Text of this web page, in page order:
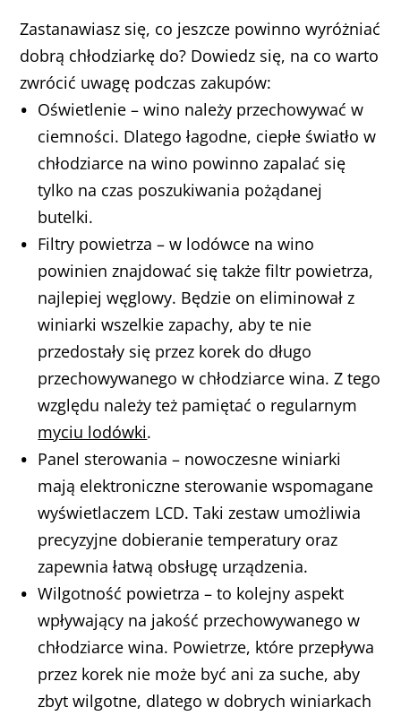
Zastanawiasz się, co jeszcze powinno wyróżniać
dobrą chłodziarkę do? Dowiedz się, na co warto
zwrócić uwagę podczas zakupów:
Oświetlenie – wino należy przechowywać w
ciemności. Dlatego łagodne, ciepłe światło w
chłodziarce na wino powinno zapalać się
tylko na czas poszukiwania pożądanej
butelki.
Filtry powietrza – w lodówce na wino
powinien znajdować się także filtr powietrza,
najlepiej węglowy. Będzie on eliminował z
winiarki wszelkie zapachy, aby te nie
przedostały się przez korek do długo
przechowywanego w chłodziarce wina. Z tego
względu należy też pamiętać o regularnym
myciu lodówki.
Panel sterowania – nowoczesne winiarki
mają elektroniczne sterowanie wspomagane
wyświetlaczem LCD. Taki zestaw umożliwia
precyzyjne dobieranie temperatury oraz
zapewnia łatwą obsługę urządzenia.
Wilgotność powietrza – to kolejny aspekt
wpływający na jakość przechowywanego w
chłodziarce wina. Powietrze, które przepływa
przez korek nie może być ani za suche, aby
zbyt wilgotne, dlatego w dobrych winiarkach